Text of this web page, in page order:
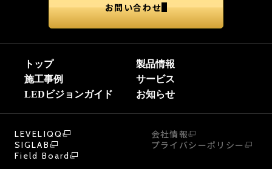
お問い合わせ
トップ
製品情報
施工事例
サービス
LEDビジョンガイド
お知らせ
LEVELIQQ
SIGLAB
Field Board
会社情報
プライバシーポリシー